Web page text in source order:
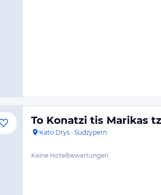
To Konatzi tis Marikas
Kato Drys · Südzypern
Keine Hotelbewertungen